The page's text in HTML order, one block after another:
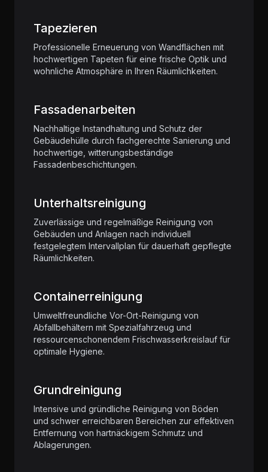
Tapezieren
Professionelle Erneuerung von Wandflächen mit
hochwertigen Tapeten für eine frische Optik und
wohnliche Atmosphäre in Ihren Räumlichkeiten.
Fassadenarbeiten
Nachhaltige Instandhaltung und Schutz der
Gebäudehülle durch fachgerechte Sanierung und
hochwertige, witterungsbeständige
Fassadenbeschichtungen.
Unterhaltsreinigung
Zuverlässige und regelmäßige Reinigung von
Gebäuden und Anlagen nach individuell
festgelegtem Intervallplan für dauerhaft gepflegte
Räumlichkeiten.
Containerreinigung
Umweltfreundliche Vor-Ort-Reinigung von
Abfallbehältern mit Spezialfahrzeug und
ressourcenschonendem Frischwasserkreislauf für
optimale Hygiene.
Grundreinigung
Intensive und gründliche Reinigung von Böden
und schwer erreichbaren Bereichen zur effektiven
Entfernung von hartnäckigem Schmutz und
Ablagerungen.